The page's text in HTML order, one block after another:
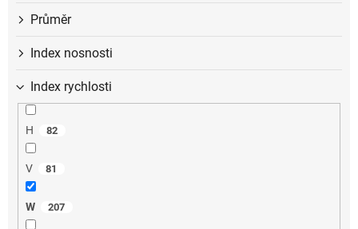
Průměr
Index nosnosti
Index rychlosti
H 82
V 81
W 207